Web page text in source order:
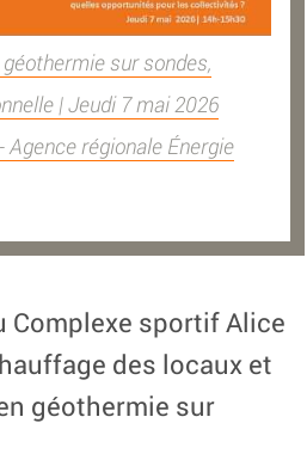
sur sondes,
| Jeudi 7 mai 2026
Agence régionale Énergie
Complexe sportif Alice
des locaux et
géothermie sur